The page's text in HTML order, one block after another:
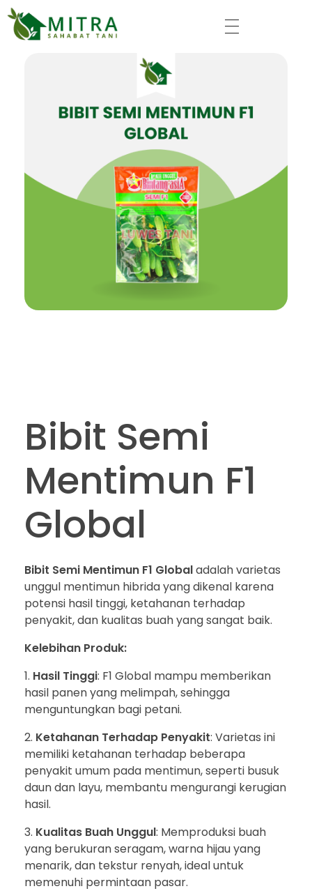
Bibit Semi
Mentimun F1
Global
Bibit Semi Mentimun F1 Globaladalah varietas
unggul mentimun hibrida yang dikenal karena
potensi hasil tinggi, ketahanan terhadap
penyakit, dan kualitas buah yang sangat baik.
Kelebihan Produk:
Hasil Tinggi: F1 Global mampu memberikan
hasil panen yang melimpah, sehingga
menguntungkan bagi petani.
Ketahanan Terhadap Penyakit: Varietas ini
memiliki ketahanan terhadap beberapa
penyakit umum pada mentimun, seperti busuk
daun dan layu, membantu mengurangi kerugian
hasil.
Kualitas Buah Unggul: Memproduksi buah
yang berukuran seragam, warna hijau yang
menarik, dan tekstur renyah, ideal untuk
memenuhi permintaan pasar.